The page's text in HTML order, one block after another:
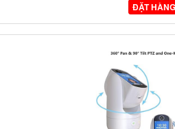
ĐẶT HÀNG